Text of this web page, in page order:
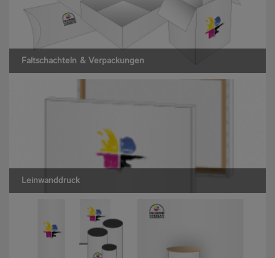
Faltschachteln & Verpackungen
Leinwanddruck